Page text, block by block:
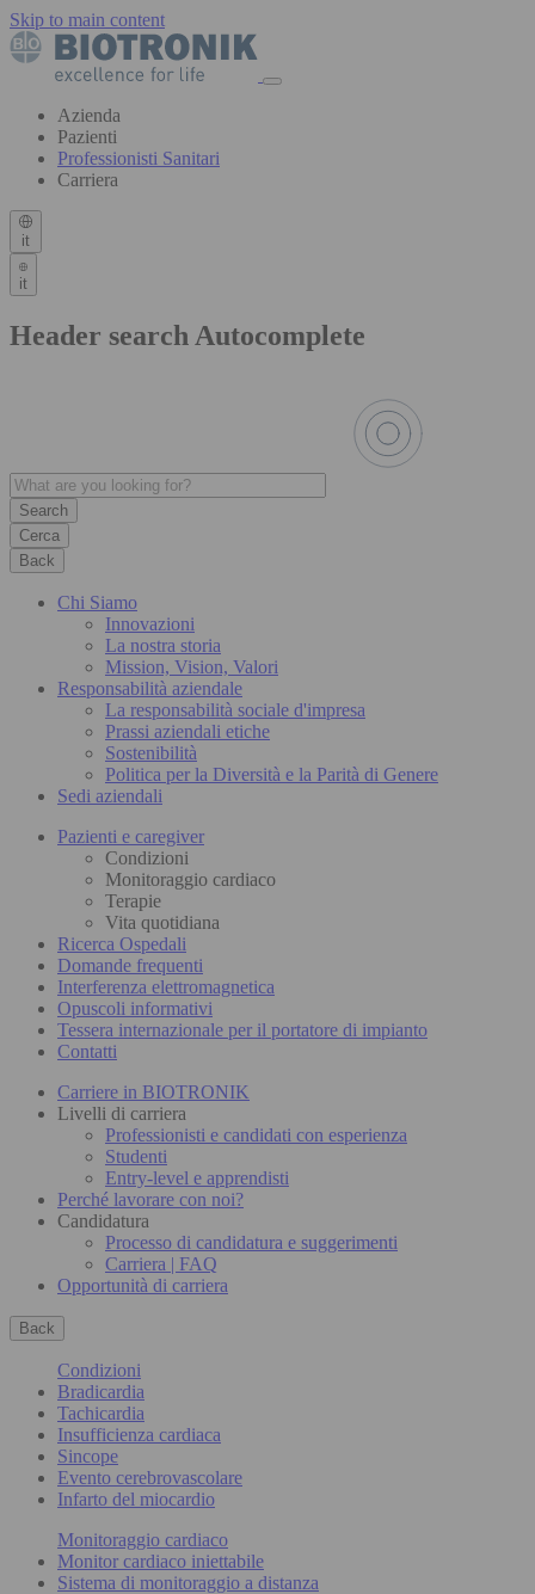
Skip to main content
Azienda
Pazienti
Professionisti Sanitari
Carriera
it
it
Header search Autocomplete
Cerca
Back
Chi Siamo
Innovazioni
La nostra storia
Mission, Vision, Valori
Responsabilità aziendale
La responsabilità sociale d'impresa
Prassi aziendali etiche
Sostenibilità
Politica per la Diversità e la Parità di Genere
Sedi aziendali
Pazienti e caregiver
Condizioni
Monitoraggio cardiaco
Terapie
Vita quotidiana
Ricerca Ospedali
Domande frequenti
Interferenza elettromagnetica
Opuscoli informativi
Tessera internazionale per il portatore di impianto
Contatti
Carriere in BIOTRONIK
Livelli di carriera
Professionisti e candidati con esperienza
Studenti
Entry-level e apprendisti
Perché lavorare con noi?
Candidatura
Processo di candidatura e suggerimenti
Carriera | FAQ
Opportunità di carriera
Back
Condizioni
Bradicardia
Tachicardia
Insufficienza cardiaca
Sincope
Evento cerebrovascolare
Infarto del miocardio
Monitoraggio cardiaco
Monitor cardiaco iniettabile
Sistema di monitoraggio a distanza